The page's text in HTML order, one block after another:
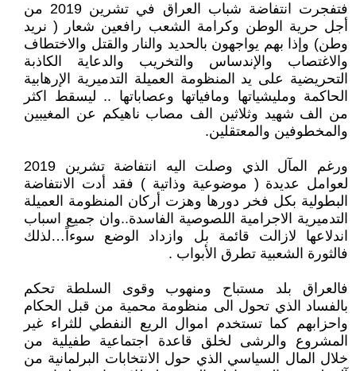
فتفجرت انتفاضة شباب العراق في تشرين 2019 من
أجل حرية الوطن وكرامة الشعب رافعين شعار ( نريد
وطن) وإذا بهم يواجهون بالحديد والنار والقتل والاختطاف
والاغتصاب والإندساس والتخريب والدعاية الكاذبة
التحريضية على يد المنظومة العميلة التدميرية الإرهابية
الحاكمة ومليشياتها ومافياتها وعصاباتها .. ليسقط اكثر
من الف شهيد وثلاثين الف مصاب ناهيكم عن المغيبين
والمخطوفين والمعتقلين.
ورغم المآل الذي وصلت اليه انتفاضة تشرين 2019
لعوامل عديدة ( موضوعية وذاتية ) فقد أدت الانتفاضة
البطولية بكل فخر دورها وهزت أركان المنظومة العميلة
التدميرية الاجرامية اللصوصية الفاسدة..وان جميع اسباب
اندلاعها لازالت قائمة بل وازداد الوضع سوءاً…لذلك
فالثورة الشعبية تطرق الأبواب .
فالعراق بلد مستباح ومنهوب وقوى السلطة تحكم
بالفساد الذي تحول الى منظومة محمية من قبل الحكام
واحزابهم كما تستخدم اموال الريع النفطي للثراء غير
المشروع والرشى لخلق قاعدة اجتماعية طفيلية من
خلال المال السياسي الذي حول الانتخابات البرلمانية من